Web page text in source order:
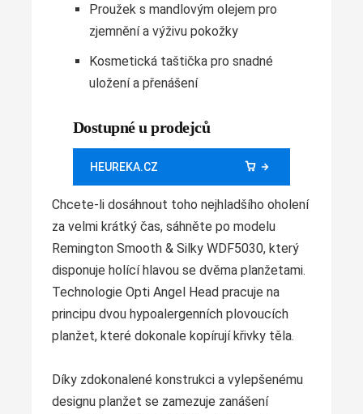
Proužek s mandlovým olejem pro
zjemnění a výživu pokožky
Kosmetická taštička pro snadné
uložení a přenášení
Dostupné u prodejců
HEUREKA.CZ
Chcete-li dosáhnout toho nejhladšího oholení
za velmi krátký čas, sáhněte po modelu
Remington Smooth & Silky WDF5030, který
disponuje holící hlavou se dvěma planžetami.
Technologie Opti Angel Head pracuje na
principu dvou hypoalergenních plovoucích
planžet, které dokonale kopírují křivky těla.
Díky zdokonalené konstrukci a vylepšenému
designu planžet se zamezuje zanášení